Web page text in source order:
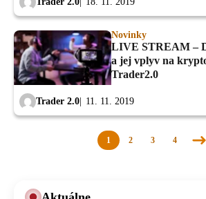
Novinky
LIVE STREAM –
a jej vplyv na
Trader2.0
Trader 2.0 11. 11. 2019
1 2 3 4